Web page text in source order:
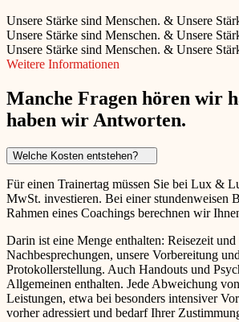
Unsere Stärke sind Menschen. & Unsere
Unsere Stärke sind Menschen. & Unsere
Unsere Stärke sind Menschen. & Unsere
Weitere Informationen
Manche Fragen hören wir
haben wir Antworten.
Welche Kosten entstehen?
Für einen Trainertag müssen Sie bei Lux &
MwSt. investieren. Bei einer stundenweisen
Rahmen eines Coachings berechnen wir
Darin ist eine Menge enthalten: Reisezeit
Nachbesprechungen, unsere Vorbereitung
Protokollerstellung. Auch Handouts und
Allgemeinen enthalten. Jede Abweichung
Leistungen, etwa bei besonders intensiver
vorher adressiert und bedarf Ihrer